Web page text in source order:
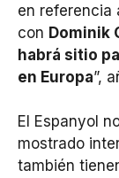
en referencia
con Dominik
habrá sitio
en Europa”,
El Espanyol
mostrado
también